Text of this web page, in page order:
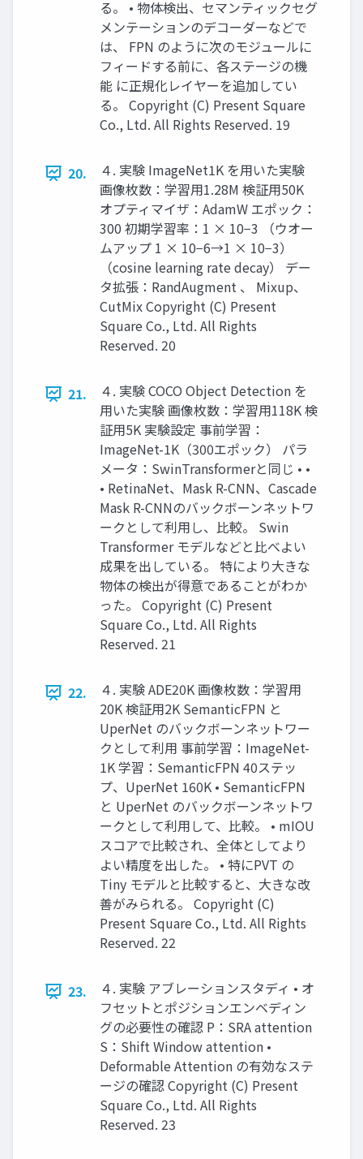
る。 • 物体検出、セマンティックセグ
メンテーションのデコーダーなどで
は、 FPN のように次のモジュールに
フィードする前に、各ステージの機
能 に正規化レイヤーを追加してい
る。 Copyright (C) Present Square
Co., Ltd. All Rights Reserved. 19
20.
４. 実験 ImageNet1K を用いた実験
画像枚数：学習用1.28M 検証用50K
オプティマイザ：AdamW エポック：
300 初期学習率：1 × 10−3 （ウオー
ムアップ 1 × 10−6→1 × 10−3）
（cosine learning rate decay） デー
タ拡張：RandAugment 、 Mixup、
CutMix Copyright (C) Present
Square Co., Ltd. All Rights
Reserved. 20
21.
４. 実験 COCO Object Detection を
用いた実験 画像枚数：学習用118K 検
証用5K 実験設定 事前学習：
ImageNet-1K（300エポック） パラ
メータ：SwinTransformerと同じ • •
• RetinaNet、Mask R-CNN、Cascade
Mask R-CNNのバックボーンネットワ
ークとして利用し、比較。 Swin
Transformer モデルなどと比べよい
成果を出している。 特により大きな
物体の検出が得意であることがわか
った。 Copyright (C) Present
Square Co., Ltd. All Rights
Reserved. 21
22.
４. 実験 ADE20K 画像枚数：学習用
20K 検証用2K SemanticFPN と
UperNet のバックボーンネットワー
クとして利用 事前学習：ImageNet-
1K 学習：SemanticFPN 40ステッ
プ、UperNet 160K • SemanticFPN
と UperNet のバックボーンネットワ
ークとして利用して、比較。 • mIOU
スコアで比較され、全体としてより
よい精度を出した。 • 特にPVT の
Tiny モデルと比較すると、大きな改
善がみられる。 Copyright (C)
Present Square Co., Ltd. All Rights
Reserved. 22
23.
４. 実験 アブレーションスタディ • オ
フセットとポジションエンベディン
グの必要性の確認 P：SRA attention
S：Shift Window attention •
Deformable Attention の有効なステ
ージの確認 Copyright (C) Present
Square Co., Ltd. All Rights
Reserved. 23